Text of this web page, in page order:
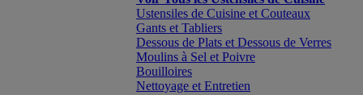
Ustensiles de Cuisine et Couteaux
Gants et Tabliers
Dessous de Plats et Dessous de Verres
Moulins à Sel et Poivre
Bouilloires
Nettoyage et Entretien